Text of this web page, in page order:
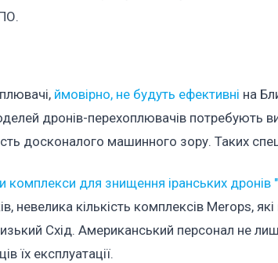
ймовірно, не будуть ефективні на
дронів-перехоплювачів потребують
досконалого машинного зору. Таких
комплекси для знищення іранських
невелика кількість комплексів Merops,
Схід. Американський персонал не
їх експлуатації.